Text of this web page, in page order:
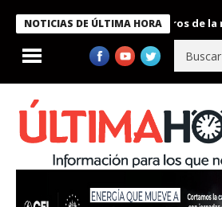
NOTICIAS DE ÚLTIMA HORA
condecora a miembros de la